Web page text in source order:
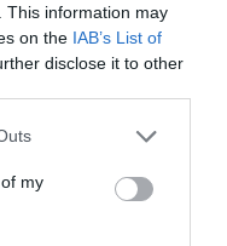
This information may
on the IAB’s List of
disclose it to other
one or more Google
You may click to
third-party tags to
in below Google
my